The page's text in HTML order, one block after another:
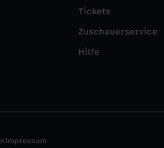
Tickets
Zuschauerservice
Hilfe
Impressum